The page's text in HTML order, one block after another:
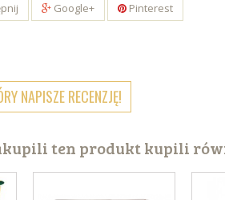
Google+ Pinterest
NAPISZE RECENZJĘ!
ten produkt kupili